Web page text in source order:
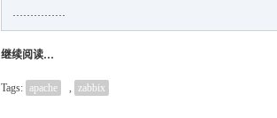
……………
继续阅读…
Tags: apache , zabbix